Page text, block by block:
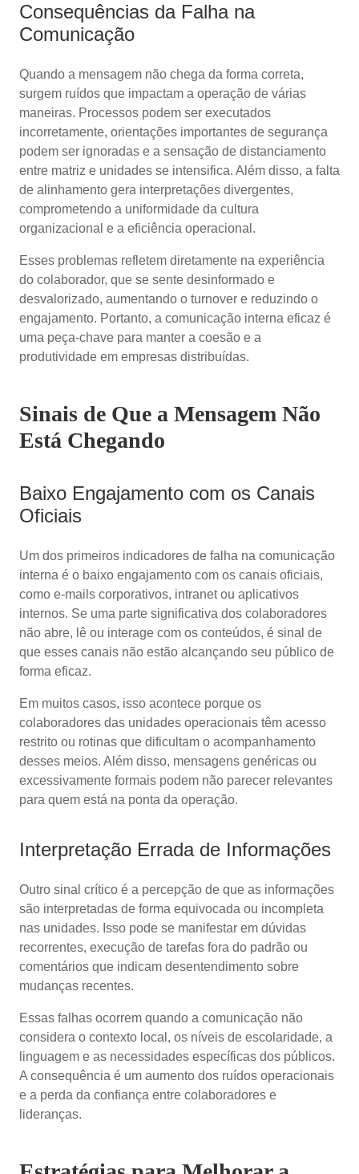
Consequências da Falha na
Comunicação
Quando a mensagem não chega da forma correta,
surgem ruídos que impactam a operação de várias
maneiras. Processos podem ser executados
incorretamente, orientações importantes de segurança
podem ser ignoradas e a sensação de distanciamento
entre matriz e unidades se intensifica. Além disso, a falta
de alinhamento gera interpretações divergentes,
comprometendo a uniformidade da cultura
organizacional e a eficiência operacional.
Esses problemas refletem diretamente na experiência
do colaborador, que se sente desinformado e
desvalorizado, aumentando o turnover e reduzindo o
engajamento. Portanto, a comunicação interna eficaz é
uma peça-chave para manter a coesão e a
produtividade em empresas distribuídas.
Sinais de Que a Mensagem Não
Está Chegando
Baixo Engajamento com os Canais
Oficiais
Um dos primeiros indicadores de falha na comunicação
interna é o baixo engajamento com os canais oficiais,
como e-mails corporativos, intranet ou aplicativos
internos. Se uma parte significativa dos colaboradores
não abre, lê ou interage com os conteúdos, é sinal de
que esses canais não estão alcançando seu público de
forma eficaz.
Em muitos casos, isso acontece porque os
colaboradores das unidades operacionais têm acesso
restrito ou rotinas que dificultam o acompanhamento
desses meios. Além disso, mensagens genéricas ou
excessivamente formais podem não parecer relevantes
para quem está na ponta da operação.
Interpretação Errada de Informações
Outro sinal crítico é a percepção de que as informações
são interpretadas de forma equivocada ou incompleta
nas unidades. Isso pode se manifestar em dúvidas
recorrentes, execução de tarefas fora do padrão ou
comentários que indicam desentendimento sobre
mudanças recentes.
Essas falhas ocorrem quando a comunicação não
considera o contexto local, os níveis de escolaridade, a
linguagem e as necessidades específicas dos públicos.
A consequência é um aumento dos ruídos operacionais
e a perda da confiança entre colaboradores e
lideranças.